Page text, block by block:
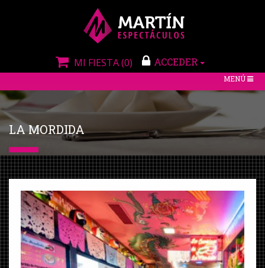
MI FIESTA(0) ACCEDER
TOGGLE
MENÚ
LA MORDIDA